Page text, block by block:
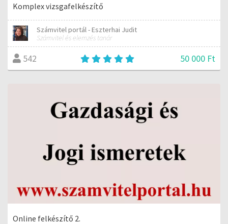
Komplex vizsgafelkészítő
Számvitel portál - Eszterhai Judit
Számvitel és elemzés tanár
542 50 000 Ft
Online felkészítő 2.